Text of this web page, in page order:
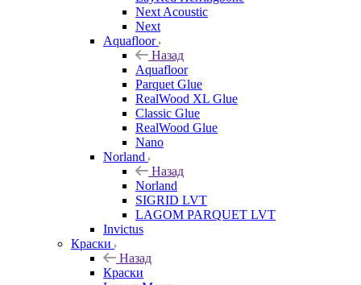
Next Acoustic
Next
Aquafloor
Назад
Aquafloor
Parquet Glue
RealWood XL Glue
Classic Glue
RealWood Glue
Nano
Norland
Назад
Norland
SIGRID LVT
LAGOM PARQUET LVT
Invictus
Краски
Назад
Краски